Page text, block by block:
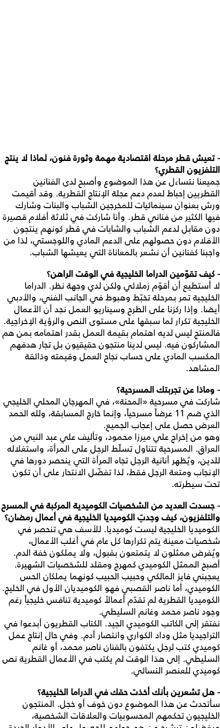
- تعيشقطرمرحلة اقتصاديةمهمة وثورةفنون، لماذا لا ينتج
التلفزيون القطري؟
جميعنا نتساءل عن هذا الموضوع وأصبح لدى الفنانين
القطريين إحباط لعدم دعم عجلة الإنتاج القطرية. وقد أقيمت
ورش بعنوان سينمائيات للمخرجين الشباب والبنات وشارك
فيها الكثير من فناني قطر. وأنا شاركت في ثلاثة أفلام قصيرة
دون مقابل لدعم الشباب والشابات في قطر كونهم ينتجون
الأفلام دون حصولهم على الدعم المادي واللوجستي، لذا من
واجبنا كفنانين أن نشعر بالمعاناة التي يعيشها الشباب.
- كيفتقوّمين الدراما الخليجيةفي الوقت الراهن؟
لا أستطيع أن أقوّم زملائي ولكن لدي وجهة نظر. الدراما
الخليجية تمر بمرحلة تخبّط وهبوط في الجانب الفني، والأدبي
أيضا. وإذا ركزنا على الطرح وسيناريو العمل نجد أن الأعمال
الخليجية تكرار لما سبقها على مستوى النص والرؤية الإخراجية.
فالمنتج ليس لديه اهتمام بقيمة العمل بقدر اهتمامه بمن هم
المشاركون فيه. ليس لدينا منتجون حقيقيون بل تجار هدفهم
المكسب المادي على حساب نجاح العمل وقيمته وذائقة
المشاهد.
- وماذا عنتجربتك المسرحية؟
شاركت في مسرحية «المحنة»، في المهرجان المحلي الخليجي
الذي ضم 11 عرضاً مسرحياً، وإنما خارج المسابقة، ولله الحمد
العرض حصل على إعجاب الجميع.
وهو من إخراج علي ميرزا محمود، وتأليف علي عبد النبي من
العراق. المسرحية تتناول تسلّط الرجل على المرأة، واستغلاله
للدين، ويُظهر أنانية الرجل تجاه المرأة التي ينحصر دورها في
الإنجاب ومتعة الرجل فقط، لذا تفضّل الانتحار على أن تكون
تحت سيطرته.
- جسدت العديدمن الشخصيات الكوميدية المركبةفي المسرح
والتلفزيون، كيف وجدتِ الكوميديا الخليجيةفيأعمال رمضان؟
الكوميديا الخليجية ليست كوميديا. للأسف هي تنحصر في
شخصيات معينة يتم تكرارها كل عام في أغلب الأعمال،
ويُفرض ممثلون لا يتمتعون بقبول، ولا يملكون خفة الدم.
أصبح الممثل الكوميدي كمهرج ومقلد للشخصيات الشهيرة.
يعجبني فايز المالكي وحبيب الحبيب كونهما يملكان الحس
الكوميدي، أما ناصر القصبي فهو الكوميديان الأول في الخليج.
الكوميديا القطرية لم تقدّم أعمالاً كوميدية تنافس خليجياً رغم
وجود ناصر محمد وغانم السليطي.
نفتقر إلى الكاتب الكوميدي الجيد. الكتاب القطريون أبدعوا في
التراجيديا مثل وداد الكواري وانتصار أدم. وفي حال إنتاج عمل
كوميدي كتب لرجل يكتفون بالفنان ناصر محمد، أو غانم
السليطي. إلى هذا الوقت لم يكتب في الأعمال القطرية نص
كوميدي للعنصر النسائي.
- هلتشعرينبأنكأخذتحقكفي الدراما الخليجية؟
سأتحدث عن هذا الموضوع دون خوف أو خجل. المنتجون
الخليجيون تحكمهم المحسوبيات والعلاقات الشخصية،